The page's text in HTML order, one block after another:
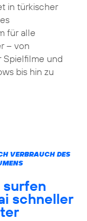
in türkischer
für alle
– von
Spielfilme und
bis hin zu
VERBRAUCH DES
surfen
schneller